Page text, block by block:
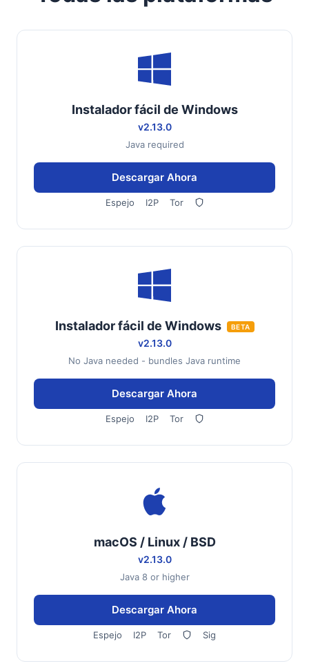
Instalador fácil de Windows
v2.13.0
Java required
Descargar Ahora
Espejo I2P Tor
Instalador fácil de Windows BETA
v2.13.0
No Java needed - bundles Java runtime
Descargar Ahora
Espejo I2P Tor
macOS / Linux / BSD
v2.13.0
Java 8 or higher
Descargar Ahora
Espejo I2P Tor Sig